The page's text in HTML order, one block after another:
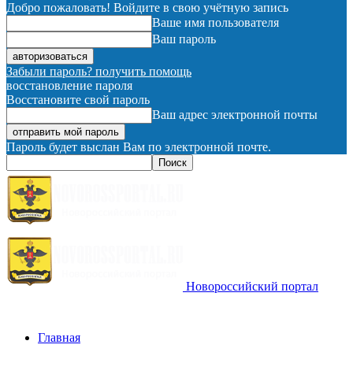
Добро пожаловать! Войдите в свою учётную запись
Ваше имя пользователя
Ваш пароль
Забыли пароль? получить помощь
восстановление пароля
Восстановите свой пароль
Ваш адрес электронной почты
Пароль будет выслан Вам по электронной почте.
Новороссийский портал
Главная